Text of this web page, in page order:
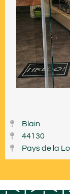
Blain
44130
Pays de la